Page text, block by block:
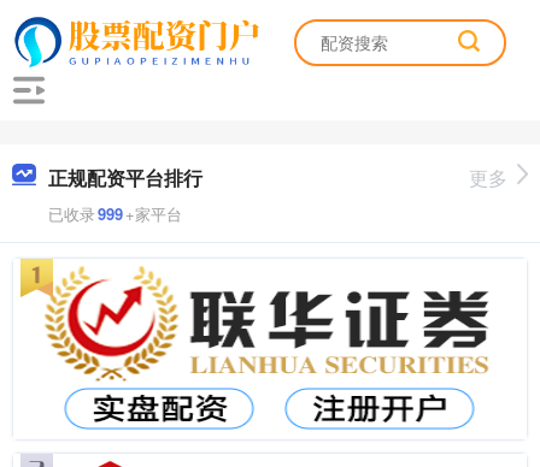
正规配资平台排行
已收录999+家平台
更多